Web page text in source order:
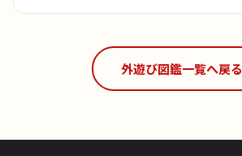
外遊び図鑑一覧へ戻る